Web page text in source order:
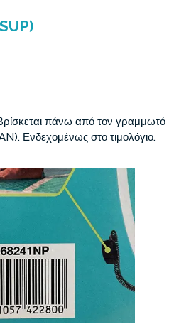
πάνω από τον γραμμωτό
Ενδεχομένως στο τιμολόγιο.